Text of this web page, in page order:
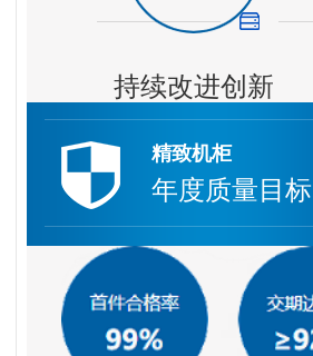
持续改进创新
精致机柜
年度质量目标